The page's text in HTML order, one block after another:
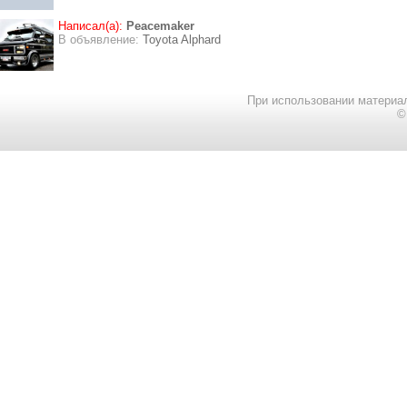
Написал(а): Peacemaker
В объявление: Toyota Alphard
При использовании